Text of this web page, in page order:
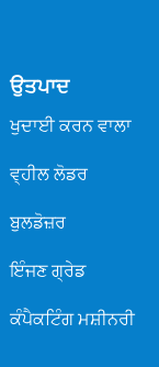
ਉਤਪਾਦ
ਖੁਦਾਈ ਕਰਨ ਵਾਲਾ
ਵ੍ਹੀਲ ਲੋਡਰ
ਬੁਲਡੋਜ਼ਰ
ਇੰਜਣ ਗ੍ਰੇਡ
ਕੰਪੈਕਟਿੰਗ ਮਸ਼ੀਨਰੀ